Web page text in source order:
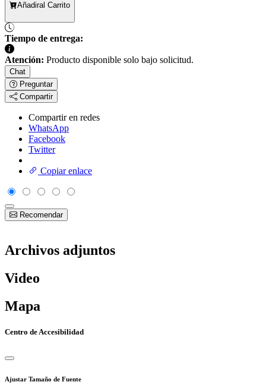
Añadiral Carrito
Tiempo de entrega:
Atención: Producto disponible solo bajo solicitud.
Chat
Preguntar
Compartir
Compartir en redes
WhatsApp
Facebook
Twitter
Copiar enlace
Recomendar
Archivos adjuntos
Video
Mapa
Centro de Accesibilidad
Ajustar Tamaño de Fuente